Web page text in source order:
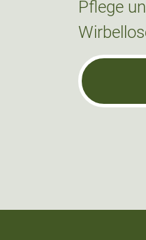
Pflege